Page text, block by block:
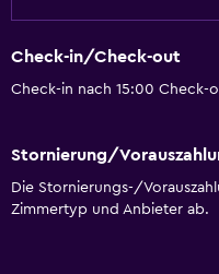
Check-in/Check-out
Check-in nach 15:00 Check-
Stornierung/
Die Stornierungs-/
Zimmertyp und Anbieter ab.